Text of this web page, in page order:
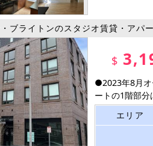
ブライトンのスタジオ賃貸・アパ
$
●2023年8月
ートの1階部分
エリア